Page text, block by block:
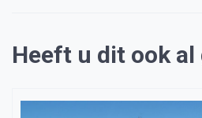
Heeft u dit ook al